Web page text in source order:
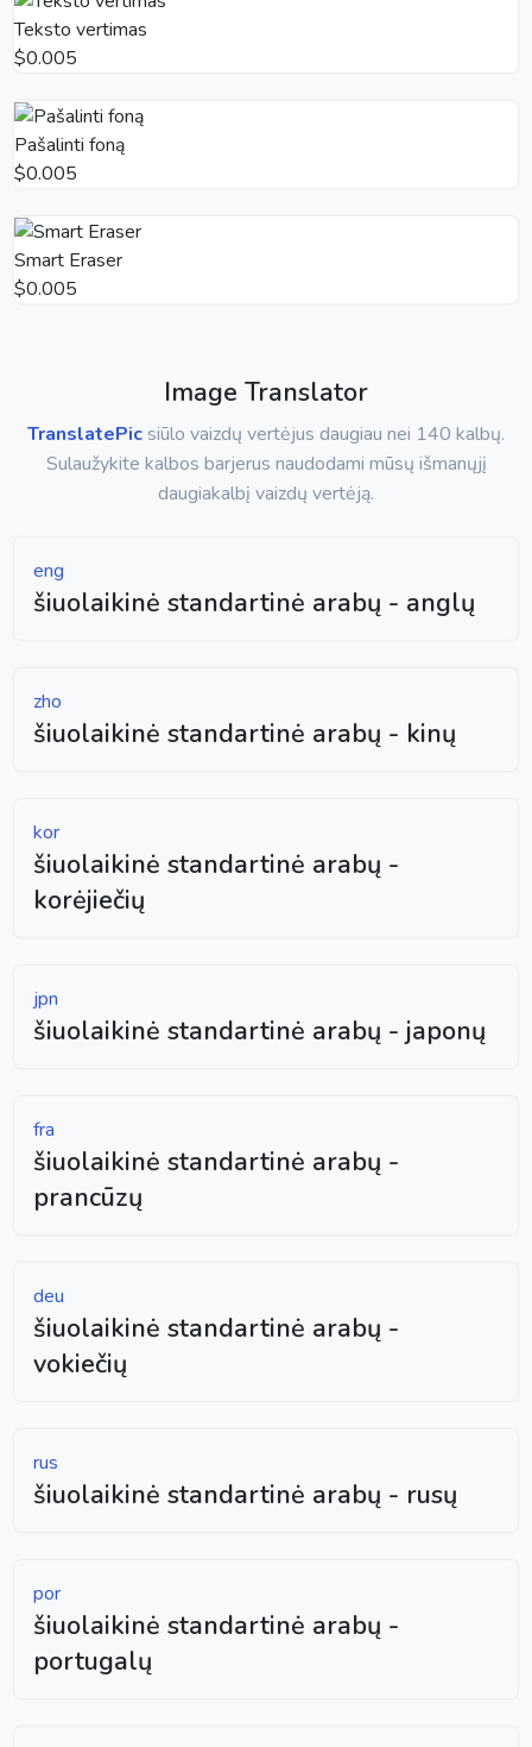
Teksto vertimas
$0.005
Pašalinti foną
$0.005
Smart Eraser
$0.005
Image Translator
TranslatePicsiūlo vaizdų vertėjus daugiau nei 140 kalbų.
Sulaužykite kalbos barjerus naudodami mūsų išmanųjį
daugiakalbį vaizdų vertėją.
eng
šiuolaikinė standartinė arabų - anglų
zho
šiuolaikinė standartinė arabų - kinų
kor
šiuolaikinė standartinė arabų -
korėjiečių
jpn
šiuolaikinė standartinė arabų - japonų
fra
šiuolaikinė standartinė arabų -
prancūzų
deu
šiuolaikinė standartinė arabų -
vokiečių
rus
šiuolaikinė standartinė arabų - rusų
por
šiuolaikinė standartinė arabų -
portugalų